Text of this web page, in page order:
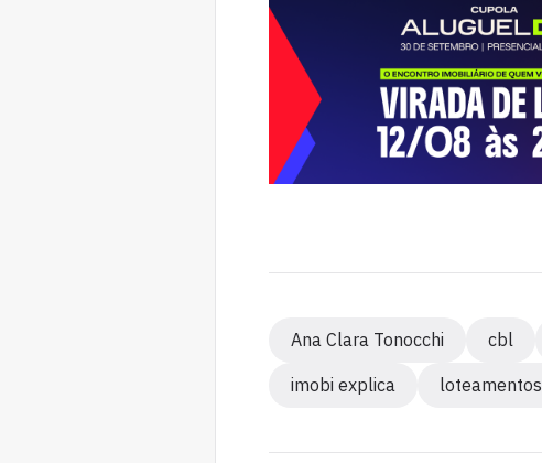
Ana Clara Tonocchi cbl
imobi explica loteamentos